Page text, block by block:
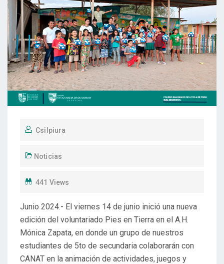
Csilpiura
Noticias
441 Views
Junio 2024.- El viernes 14 de junio inició una nueva
edición del voluntariado Pies en Tierra en el A.H.
Mónica Zapata, en donde un grupo de nuestros
estudiantes de 5to de secundaria colaborarán con
CANAT en la animación de actividades, juegos y